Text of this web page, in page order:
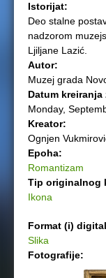
Istorijat:
Deo stalne
nadzorom
Ljiljane Lazić.
Autor:
Muzej grada
Datum kreiranja
Monday,
Kreator:
Ognjen
Epoha:
Romantizam
Tip originalnog
Ikona
Format (i)
Slika
Fotografije: